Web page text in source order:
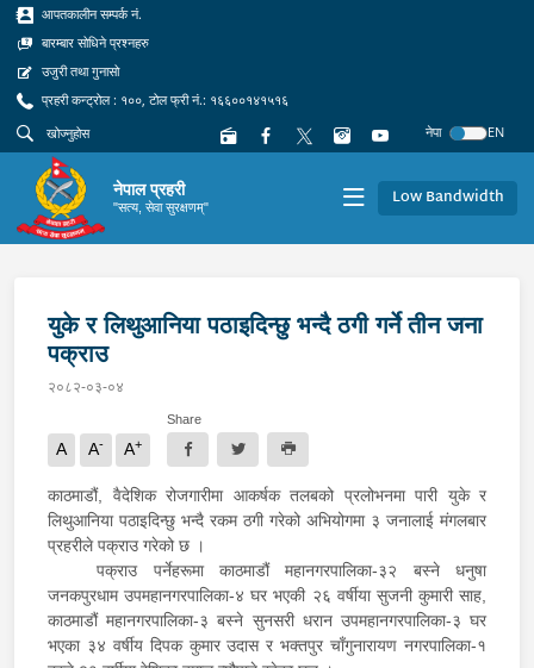
आपतकालीन सम्पर्क नं.
बारम्बार सोधिने प्रश्नहरु
उजुरी तथा गुनासो
प्रहरी कन्ट्रोल : १००, टोल फ्री नं.: १६६००१४१५१६
नेपा
EN
नेपाल प्रहरी
"सत्य, सेवा सुरक्षणम्" Low Bandwidth
युके र लिथुआनिया पठाइदिन्छु भन्दै ठगी गर्ने तीन जना
पक्राउ
२०८२-०३-०४
A A- A+
Share
काठमाडौं, वैदेशिक रोजगारीमा आकर्षक तलबको प्रलोभनमा पारी युके र
लिथुआनिया पठाइदिन्छु भन्दै रकम ठगी गरेको अभियोगमा ३ जनालाई मंगलबार
प्रहरीले पक्राउ गरेको छ ।
पक्राउ पर्नेहरूमा काठमाडौं महानगरपालिका-३२ बस्ने धनुषा
जनकपुरधाम उपमहानगरपालिका-४ घर भएकी २६ वर्षीया सुजनी कुमारी साह,
काठमाडौं महानगरपालिका-३ बस्ने सुनसरी धरान उपमहानगरपालिका-३ घर
भएका ३४ वर्षीय दिपक कुमार उदास र भक्तपुर चाँगुनारायण नगरपालिका-१